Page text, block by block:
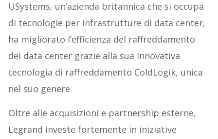
USystems, un’azienda britannica che si occupa
di tecnologie per infrastrutture di data center,
ha migliorato l’efficienza del raffreddamento
dei data center grazie alla sua innovativa
tecnologia di raffreddamento ColdLogik, unica
nel suo genere.
Oltre alle acquisizioni e partnership esterne,
Legrand investe fortemente in iniziative